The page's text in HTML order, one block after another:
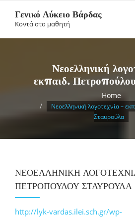
content
Γενικό Λύκειο Βάρδας
Κοντά στο μαθητή
Νεοελληνική
εκπαιδ.
Home
Νεοελληνική λογοτεχνία –
Σταυρούλα
ΝΕΟΕΛΛΗΝΙΚΉ
ΠΕΤΡΟΠΟΎΛΟΥ ΣΤΑΥΡΟΎΛΑ
http://lyk-vardas.ilei.sch.gr/wp-